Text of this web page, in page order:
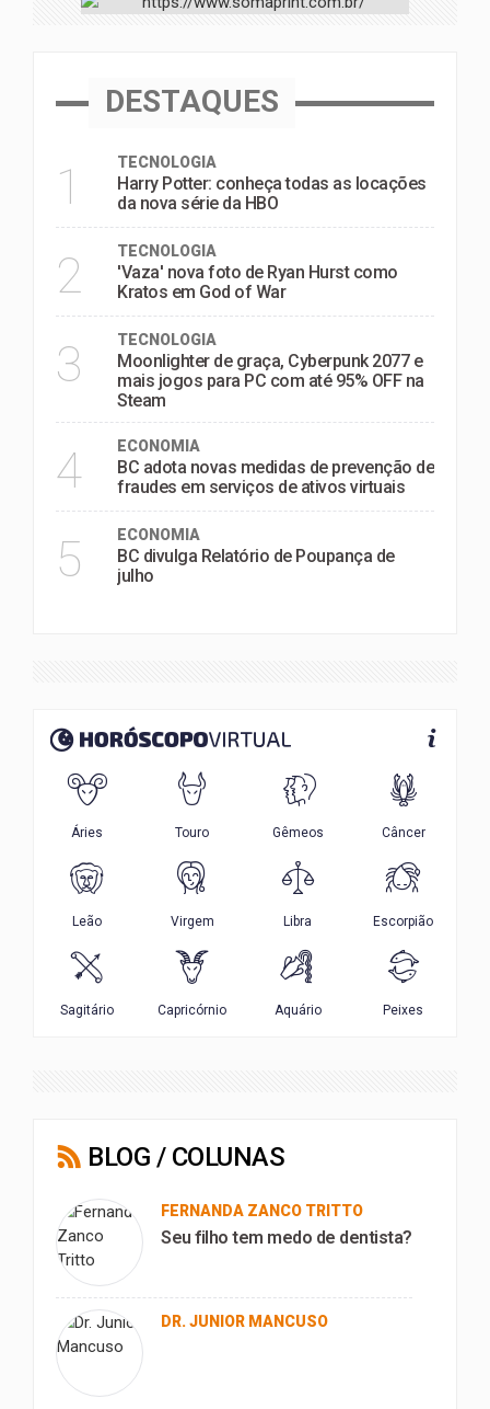
DESTAQUES
1 TECNOLOGIA
Harry Potter: conheça todas as locações
da nova série da HBO
2 TECNOLOGIA
'Vaza' nova foto de Ryan Hurst como
Kratos em God of War
3 TECNOLOGIA
Moonlighter de graça, Cyberpunk 2077 e
mais jogos para PC com até 95% OFF na
Steam
4 ECONOMIA
BC adota novas medidas de prevenção de
fraudes em serviços de ativos virtuais
5 ECONOMIA
BC divulga Relatório de Poupança de
julho
BLOG / COLUNAS
FERNANDA ZANCO TRITTO
Seu filho tem medo de dentista?
DR. JUNIOR MANCUSO